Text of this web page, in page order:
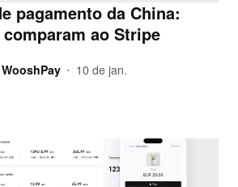
pagamento da China:
ao Stripe
• 10 de jan.